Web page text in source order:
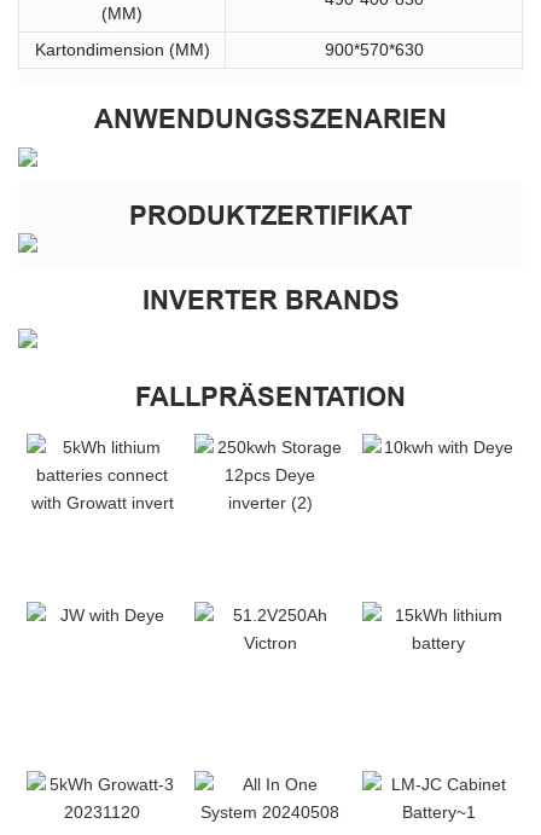
(MM)
Kartondimension (MM) 900*570*630
ANWENDUNGSSZENARIEN
PRODUKTZERTIFIKAT
INVERTER BRANDS
FALLPRÄSENTATION